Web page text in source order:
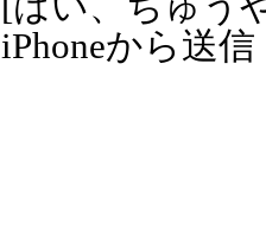
iPhoneから送信